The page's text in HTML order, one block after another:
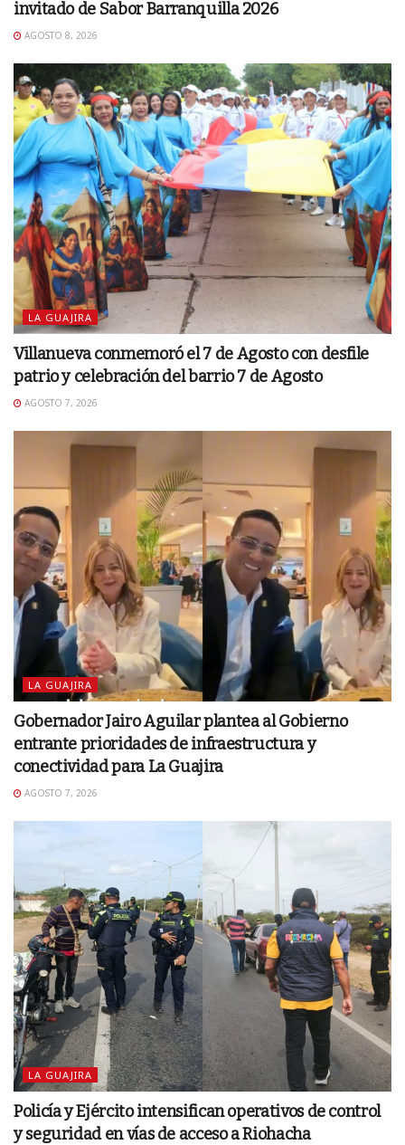
invitado de Sabor Barranquilla 2026
AGOSTO 8, 2026
LA GUAJIRA
Villanueva conmemoró el 7 de Agosto con desfile
patrio y celebración del barrio 7 de Agosto
AGOSTO 7, 2026
LA GUAJIRA
Gobernador Jairo Aguilar plantea al Gobierno
entrante prioridades de infraestructura y
conectividad para La Guajira
AGOSTO 7, 2026
LA GUAJIRA
Policía y Ejército intensifican operativos de control
y seguridad en vías de acceso a Riohacha